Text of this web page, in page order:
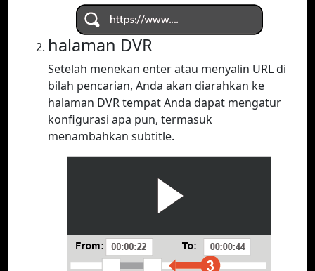
halaman DVR
Setelah menekan enter atau menyalin URL di
bilah pencarian, Anda akan diarahkan ke
halaman DVR tempat Anda dapat mengatur
konfigurasi apa pun, termasuk
menambahkan subtitle.